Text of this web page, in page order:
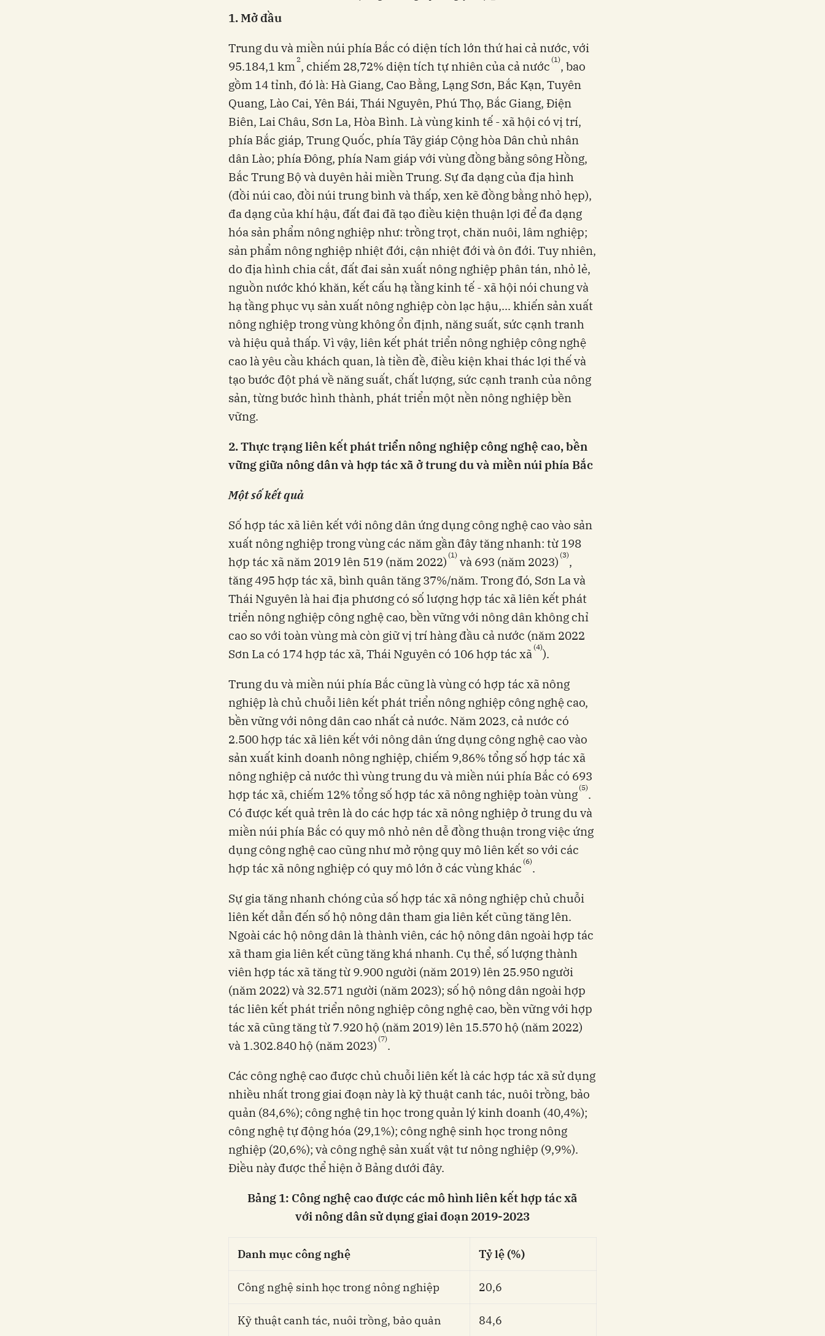
1. Mở đầu
Trung du và miền núi phía Bắc có diện tích lớn thứ hai cả nước, với
95.184,1 km 2, chiếm 28,72% diện tích tự nhiên của cả nước(1), bao
gồm 14 tỉnh, đó là: Hà Giang, Cao Bằng, Lạng Sơn, Bắc Kạn, Tuyên
Quang, Lào Cai, Yên Bái, Thái Nguyên, Phú Thọ, Bắc Giang, Điện
Biên, Lai Châu, Sơn La, Hòa Bình. Là vùng kinh tế - xã hội có vị trí,
phía Bắc giáp, Trung Quốc, phía Tây giáp Cộng hòa Dân chủ nhân
dân Lào; phía Đông, phía Nam giáp với vùng đồng bằng sông Hồng,
Bắc Trung Bộ và duyên hải miền Trung. Sự đa dạng của địa hình
(đồi núi cao, đồi núi trung bình và thấp, xen kẽ đồng bằng nhỏ hẹp),
đa dạng của khí hậu, đất đai đã tạo điều kiện thuận lợi để đa dạng
hóa sản phẩm nông nghiệp như: trồng trọt, chăn nuôi, lâm nghiệp;
sản phẩm nông nghiệp nhiệt đới, cận nhiệt đới và ôn đới. Tuy nhiên,
do địa hình chia cắt, đất đai sản xuất nông nghiệp phân tán, nhỏ lẻ,
nguồn nước khó khăn, kết cấu hạ tầng kinh tế - xã hội nói chung và
hạ tầng phục vụ sản xuất nông nghiệp còn lạc hậu,... khiến sản xuất
nông nghiệp trong vùng không ổn định, năng suất, sức cạnh tranh
và hiệu quả thấp. Vì vậy, liên kết phát triển nông nghiệp công nghệ
cao là yêu cầu khách quan, là tiền đề, điều kiện khai thác lợi thế và
tạo bước đột phá về năng suất, chất lượng, sức cạnh tranh của nông
sản, từng bước hình thành, phát triển một nền nông nghiệp bền
vững.
2. Thực trạng liên kếtphát triển nông nghiệp công nghệ cao, bền
vững giữa nông dân và hợp tác xã ở trung du và miền núi phía Bắc
Một số kết quả
Số hợp tác xã liên kết với nông dân ứng dụng công nghệ cao vào sản
xuất nông nghiệp trong vùng các năm gần đây tăng nhanh: từ 198
hợp tác xã năm 2019 lên 519 (năm 2022)(1) và 693 (năm 2023)(3),
tăng 495 hợp tác xã, bình quân tăng 37%/năm. Trong đó, Sơn La và
Thái Nguyên là hai địa phương có số lượng hợp tác xã liên kết phát
triển nông nghiệp công nghệ cao, bền vững với nông dân không chỉ
cao so với toàn vùng mà còn giữ vị trí hàng đầu cả nước (năm 2022
Sơn La có 174 hợp tác xã, Thái Nguyên có 106 hợp tác xã(4)).
Trung du và miền núi phía Bắc cũng là vùng có hợp tác xã nông
nghiệp là chủ chuỗi liên kết phát triển nông nghiệp công nghệ cao,
bền vững với nông dân cao nhất cả nước. Năm 2023, cả nước có
2.500 hợp tác xã liên kết với nông dân ứng dụng công nghệ cao vào
sản xuất kinh doanh nông nghiệp, chiếm 9,86% tổng số hợp tác xã
nông nghiệp cả nước thì vùng trung du và miền núi phía Bắc có 693
hợp tác xã, chiếm 12% tổng số hợp tác xã nông nghiệp toàn vùng(5).
Có được kết quả trên là do các hợp tác xã nông nghiệp ở trung du và
miền núi phía Bắc có quy mô nhỏ nên dễ đồng thuận trong việc ứng
dụng công nghệ cao cũng như mở rộng quy mô liên kết so với các
hợp tác xã nông nghiệp có quy mô lớn ở các vùng khác(6).
Sự gia tăng nhanh chóng của số hợp tác xã nông nghiệp chủ chuỗi
liên kết dẫn đến số hộ nông dân tham gia liên kết cũng tăng lên.
Ngoài các hộ nông dân là thành viên, các hộ nông dân ngoài hợp tác
xã tham gia liên kết cũng tăng khá nhanh. Cụ thể, số lượng thành
viên hợp tác xã tăng từ 9.900 người (năm 2019) lên 25.950 người
(năm 2022) và 32.571 người (năm 2023); số hộ nông dân ngoài hợp
tác liên kết phát triển nông nghiệp công nghệ cao, bền vững với hợp
tác xã cũng tăng từ 7.920 hộ (năm 2019) lên 15.570 hộ (năm 2022)
và 1.302.840 hộ (năm 2023)(7).
Các công nghệ cao được chủ chuỗi liên kết là các hợp tác xã sử dụng
nhiều nhất trong giai đoạn này là kỹ thuật canh tác, nuôi trồng, bảo
quản (84,6%); công nghệ tin học trong quản lý kinh doanh (40,4%);
công nghệ tự động hóa (29,1%); công nghệ sinh học trong nông
nghiệp (20,6%); và công nghệ sản xuất vật tư nông nghiệp (9,9%).
Điều này được thể hiện ở Bảng dưới đây.
Bảng 1: Công nghệ cao được các mô hình liên kết hợp tác xã
với nông dân sử dụng giai đoạn 2019-2023
Danh mục công nghệ Tỷ lệ (%)
Công nghệ sinh học trong nông nghiệp 20,6
Kỹ thuật canh tác, nuôi trồng, bảo quản 84,6